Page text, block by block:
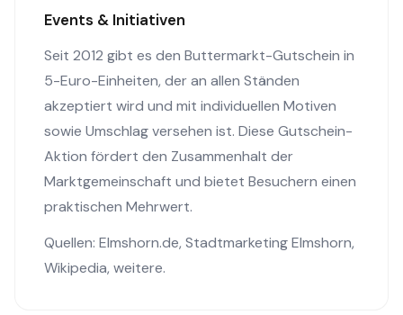
Events & Initiativen
Seit 2012 gibt es den Buttermarkt-Gutschein in
5-Euro-Einheiten, der an allen Ständen
akzeptiert wird und mit individuellen Motiven
sowie Umschlag versehen ist. Diese Gutschein-
Aktion fördert den Zusammenhalt der
Marktgemeinschaft und bietet Besuchern einen
praktischen Mehrwert.
Quellen: Elmshorn.de, Stadtmarketing Elmshorn,
Wikipedia, weitere.